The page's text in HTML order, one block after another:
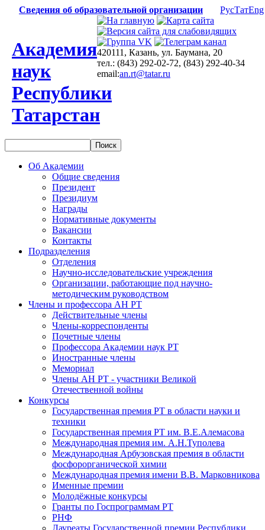
Сведения об образовательной организации РусТатEng
Академия
наук
Республики
Татарстан
420111, Казань, ул. Баумана, 20
тел.: (843) 292-02-72, (843) 292-40-34
email:an.rt@tatar.ru
Об Академии
Общие сведения
Президент
Президиум
Награды
Нормативные документы
Вакансии
Контакты
Подразделения
Отделения
Научно-исследовательские учреждения
Организации, работающие под научно-
методическим руководством
Члены и профессора АН РТ
Действительные члены
Члены-корреспонденты
Почетные члены
Профессора Академии наук РТ
Иностранные члены
Мемориал
Члены АН РТ - участники Великой
Отечественной войны
Конкурсы
Государственная премия РТ в области науки и
техники
Государственная премия РТ им. В.Е.Алемасова
Международная премия им. А.Н.Туполева
Международная Арбузовская премия в области
фосфорорганической химии
Международная премия имени В.В. Марковникова
Именные премии
Молодёжные конкурсы
Гранты по Госпрограммам РТ
РНФ
Лауреаты Государственной премии Республики